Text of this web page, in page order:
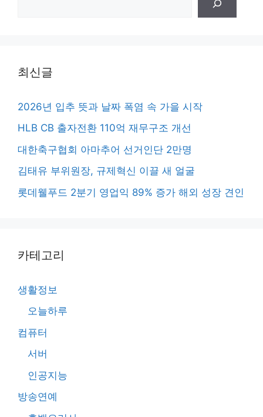
최신글
2026년 입추 뜻과 날짜 폭염 속 가을 시작
HLB CB 출자전환 110억 재무구조 개선
대한축구협회 아마추어 선거인단 2만명
김태유 부위원장, 규제혁신 이끌 새 얼굴
롯데웰푸드 2분기 영업익 89% 증가 해외 성장 견인
카테고리
생활정보
오늘하루
컴퓨터
서버
인공지능
방송연예